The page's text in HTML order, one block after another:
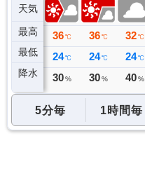
天気
最高
最低
降水
36 ℃
25 ℃
0 ミリ
36 ℃
24 ℃
30 %
36 ℃
24 ℃
30 %
32 ℃
24 ℃
40 %
5分毎 1時間毎